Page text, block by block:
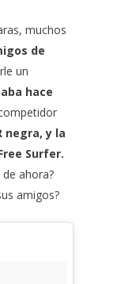
muchos
de
un
hace
negra, y la
Surfer.
ahora?
amigos?